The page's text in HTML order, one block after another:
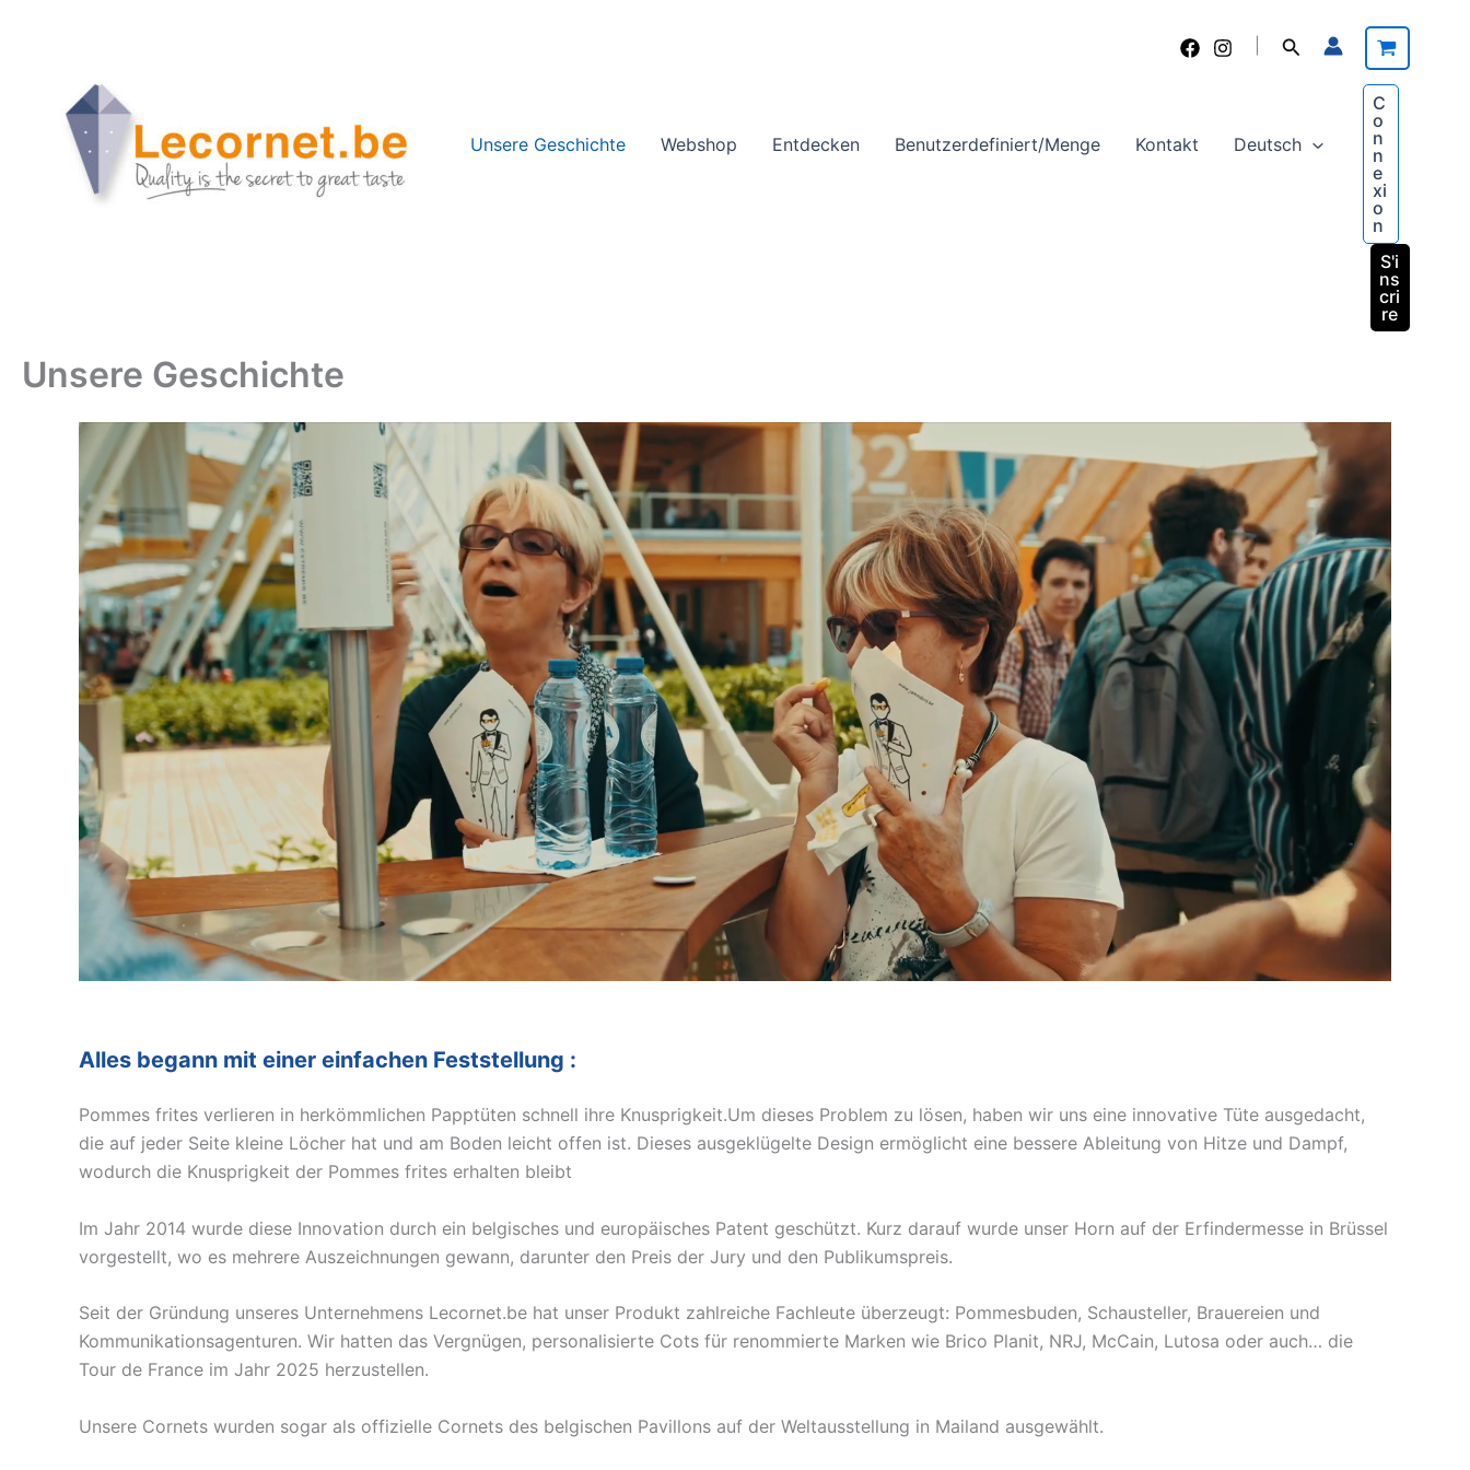
Suchen
Unsere Geschichte Webshop Entdecken Benutzerdefiniert/Menge Kontakt Deutsch
C
o
n
n
e
xi
o
n
S'i
ns
cri
re
Unsere Geschichte
Alles begann mit einer einfachen Feststellung :
Pommes frites verlieren in herkömmlichen Papptüten schnell ihre Knusprigkeit.Um dieses Problem zu lösen, haben wir uns eine innovative Tüte ausgedacht,
die auf jeder Seite kleine Löcher hat und am Boden leicht offen ist. Dieses ausgeklügelte Design ermöglicht eine bessere Ableitung von Hitze und Dampf,
wodurch die Knusprigkeit der Pommes frites erhalten bleibt
Im Jahr 2014 wurde diese Innovation durch ein belgisches und europäisches Patent geschützt. Kurz darauf wurde unser Horn auf der Erfindermesse in Brüssel
vorgestellt, wo es mehrere Auszeichnungen gewann, darunter den Preis der Jury und den Publikumspreis.
Seit der Gründung unseres Unternehmens Lecornet.be hat unser Produkt zahlreiche Fachleute überzeugt: Pommesbuden, Schausteller, Brauereien und
Kommunikationsagenturen. Wir hatten das Vergnügen, personalisierte Cots für renommierte Marken wie Brico Planit, NRJ, McCain, Lutosa oder auch… die
Tour de France im Jahr 2025 herzustellen.
Unsere Cornets wurden sogar als offizielle Cornets des belgischen Pavillons auf der Weltausstellung in Mailand ausgewählt.